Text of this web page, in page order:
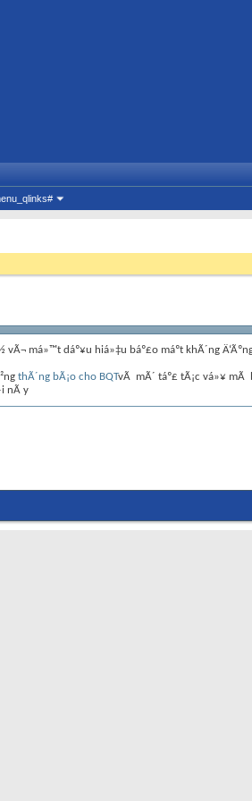
vÃ¬ má»™t dáº¥u hiá»‡u báº£o máº­t khÃ´ng
thÃ´ng bÃ¡o cho BQTvÃ mÃ´ táº£ tÃ¡c vá»¥ mÃ
nÃ y